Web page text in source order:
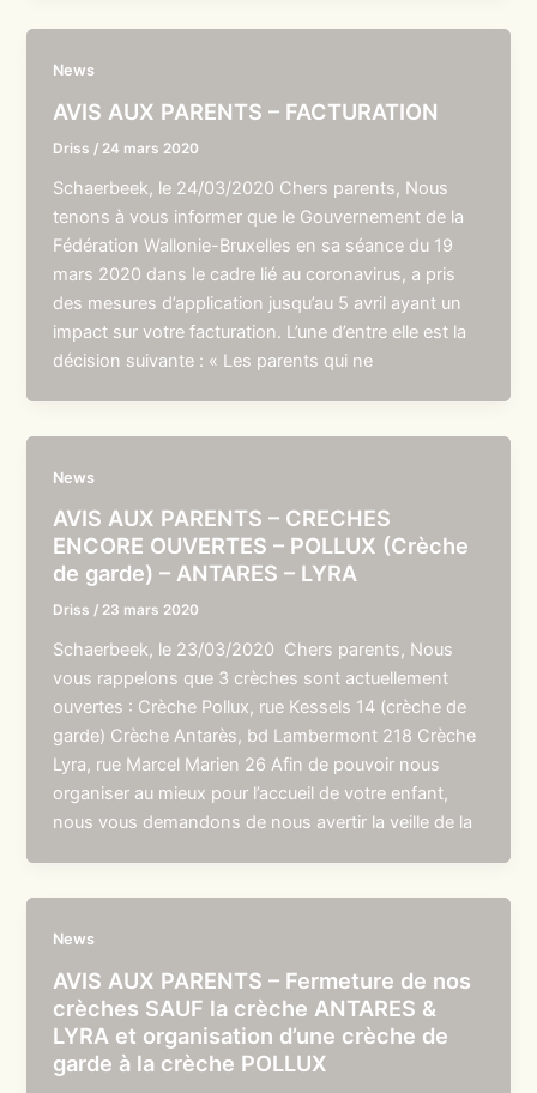
News
AVIS AUX PARENTS – FACTURATION
Driss / 24 mars 2020
Schaerbeek, le 24/03/2020 Chers parents, Nous
tenons à vous informer que le Gouvernement de la
Fédération Wallonie-Bruxelles en sa séance du 19
mars 2020 dans le cadre lié au coronavirus, a pris
des mesures d’application jusqu’au 5 avril ayant un
impact sur votre facturation. L’une d’entre elle est la
décision suivante : « Les parents qui ne
News
AVIS AUX PARENTS – CRECHES
ENCORE OUVERTES – POLLUX (Crèche
de garde) – ANTARES – LYRA
Driss / 23 mars 2020
Schaerbeek, le 23/03/2020 Chers parents, Nous
vous rappelons que 3 crèches sont actuellement
ouvertes : Crèche Pollux, rue Kessels 14 (crèche de
garde) Crèche Antarès, bd Lambermont 218 Crèche
Lyra, rue Marcel Marien 26 Afin de pouvoir nous
organiser au mieux pour l’accueil de votre enfant,
nous vous demandons de nous avertir la veille de la
News
AVIS AUX PARENTS – Fermeture de nos
crèches SAUF la crèche ANTARES &
LYRA et organisation d’une crèche de
garde à la crèche POLLUX